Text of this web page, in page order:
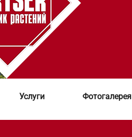
Услуги Фотогалерея